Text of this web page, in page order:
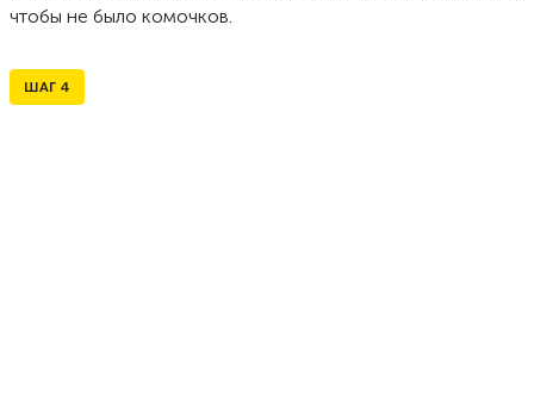
чтобы не было комочков.
ШАГ 4